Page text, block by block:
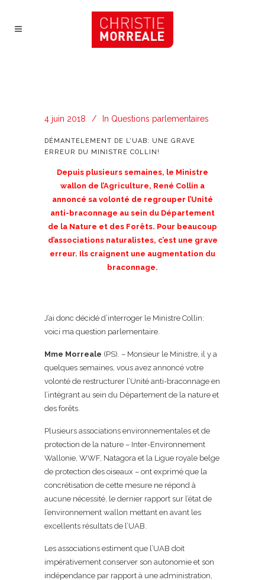
4 juin 2018 In Questions parlementaires
DÉMANTELEMENT DE L’UAB: UNE GRAVE
ERREUR DU MINISTRE COLLIN!
Depuis plusieurs semaines, le Ministre
wallon de l’Agriculture, René Collin a
annoncé sa volonté de regrouper l’Unité
anti-braconnage au sein du Département
de la Nature et des Forêts. Pour beaucoup
d’associations naturalistes, c’est une grave
erreur. Ils craignent une augmentation du
braconnage.
J’ai donc décidé d’interroger le Ministre Collin:
voici ma question parlementaire.
Mme Morreale (PS). – Monsieur le Ministre, il y a
quelques semaines, vous avez annoncé votre
volonté de restructurer l’Unité anti-braconnage en
l’intégrant au sein du Département de la nature et
des forêts.
Plusieurs associations environnementales et de
protection de la nature – Inter-Environnement
Wallonie, WWF, Natagora et la Ligue royale belge
de protection des oiseaux – ont exprimé que la
concrétisation de cette mesure ne répond à
aucune nécessité, le dernier rapport sur l’état de
l’environnement wallon mettant en avant les
excellents résultats de l’UAB.
Les associations estiment que l’UAB doit
impérativement conserver son autonomie et son
indépendance par rapport à une administration,